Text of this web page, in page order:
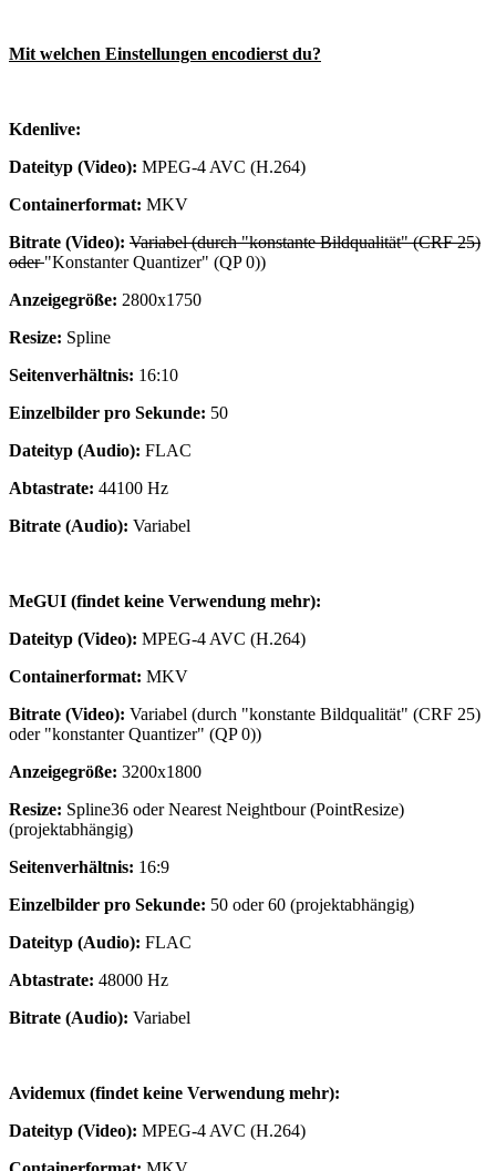
Mit welchen Einstellungen encodierst du?
Kdenlive:
Dateityp (Video): MPEG-4 AVC (H.264)
Containerformat: MKV
Bitrate (Video): Variabel (durch "konstante Bildqualität" (CRF 25)
oder"Konstanter Quantizer" (QP 0))
Anzeigegröße: 2800x1750
Resize: Spline
Seitenverhältnis: 16:10
Einzelbilder pro Sekunde: 50
Dateityp (Audio): FLAC
Abtastrate: 44100 Hz
Bitrate (Audio): Variabel
MeGUI (findet keine Verwendung mehr):
Dateityp (Video): MPEG-4 AVC (H.264)
Containerformat: MKV
Bitrate (Video): Variabel (durch "konstante Bildqualität" (CRF 25)
oder "konstanter Quantizer" (QP 0))
Anzeigegröße: 3200x1800
Resize: Spline36 oder Nearest Neightbour (PointResize)
(projektabhängig)
Seitenverhältnis: 16:9
Einzelbilder pro Sekunde: 50 oder 60 (projektabhängig)
Dateityp (Audio): FLAC
Abtastrate: 48000 Hz
Bitrate (Audio): Variabel
Avidemux (findet keine Verwendung mehr):
Dateityp (Video): MPEG-4 AVC (H.264)